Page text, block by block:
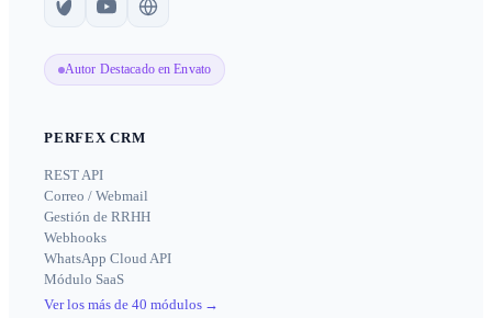
Autor Destacado en Envato
PERFEX CRM
REST API
Correo / Webmail
Gestión de RRHH
Webhooks
WhatsApp Cloud API
Módulo SaaS
Ver los más de 40 módulos →